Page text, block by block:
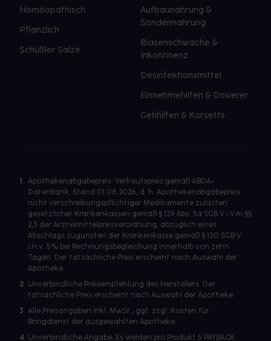
Homöopathisch
Pflanzlich
Schüßler Salze
Aufbaunahrung &
Sondennahrung
Blasenschwäche &
Inkontinenz
Desinfektionsmittel
Einnehmehilfen & Dosierer
Gehhilfen & Korsetts
1
Apothekenabgabepreis: Verkaufspreis gemäß ABDA-
Datenbank, Stand 01.08.2026, d. h. Apothekenabgabepreis
nicht verschreibungspflichtiger Medikamente zulasten
gesetzlicher Krankenkassen gemäß § 129 Abs. 5a SGB V i.V.m §§
2,3 der Arzneimittelpreisverordnung, abzüglich eines
Abschlags zugunsten der Krankenkasse gemäß § 130 SGB V
i.H.v. 5% bei Rechnungsbegleichung innerhalb von zehn
Tagen. Der tatsächliche Preis erscheint nach Auswahl der
Apotheke.
2 Unverbindliche Preisempfehlung des Herstellers. Der
tatsächliche Preis erscheint nach Auswahl der Apotheke.
3 Alle Preisangaben inkl. MwSt., ggf. zzgl. Kosten für
Bringdienst der ausgewählten Apotheke.
4 Unverbindliche Angabe. Es werden pro Produkt 5 PAYBACK